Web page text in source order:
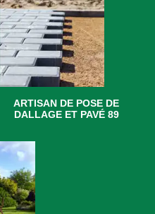
ARTISAN DE POSE DE
DALLAGE ET PAVÉ 89